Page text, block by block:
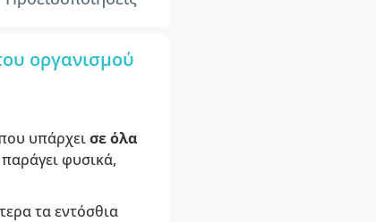
οργανισμού
υπάρχεισε όλα
φυσικά,
τα εντόσθια